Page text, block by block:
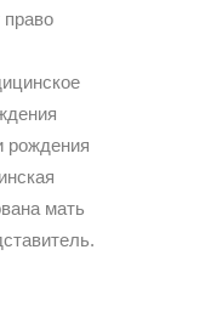
рождения
мать